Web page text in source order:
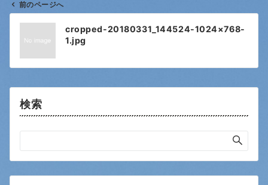
ビ
前のページへ
cropped-20180331_144524-1024×768-
1.jpg
検索